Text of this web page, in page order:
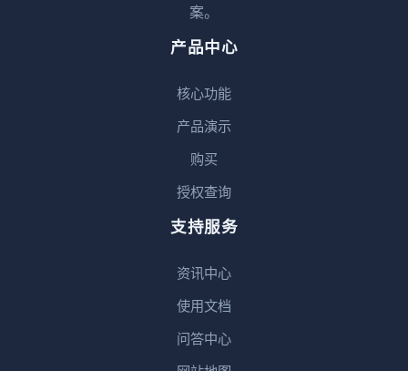
案。
产品中心
核心功能
产品演示
购买
授权查询
支持服务
资讯中心
使用文档
问答中心